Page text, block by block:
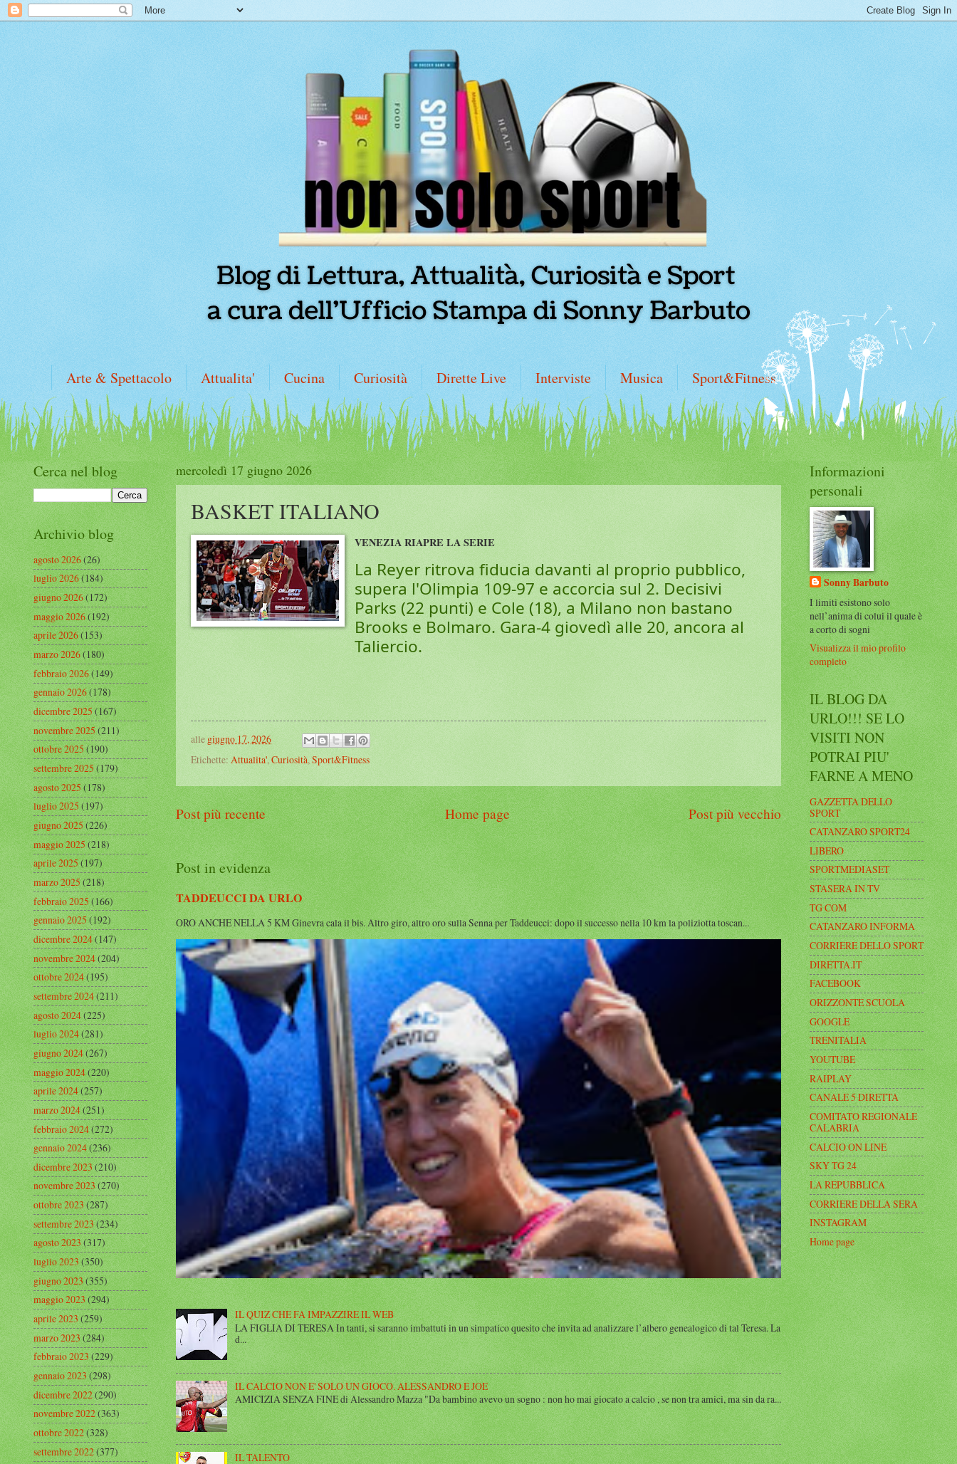
Arte & Spettacolo Attualita' Cucina Curiosità Dirette Live Interviste Musica Sport&Fitness
mercoledì 17 giugno 2026
BASKET ITALIANO
VENEZIA RIAPRE LA SERIE
La Reyer ritrova fiducia davanti al proprio pubblico,
supera l'Olimpia 109-97 e accorcia sul 2. Decisivi
Parks (22 punti) e Cole (18), a Milano non bastano
Brooks e Bolmaro. Gara-4 giovedì alle 20, ancora al
Taliercio.
alle giugno 17, 2026
Etichette: Attualita',Curiosità,Sport&Fitness
Post più recente Post più vecchio
Home page
Post in evidenza
TADDEUCCI DA URLO
ORO ANCHE NELLA 5 KM Ginevra cala il bis. Altro giro, altro oro sulla Senna per Taddeucci: dopo il successo nella 10 km la poliziotta toscan...
IL QUIZ CHE FA IMPAZZIRE IL WEB
LA FIGLIA DI TERESA In tanti, si saranno imbattuti in un simpatico quesito che invita ad analizzare l’albero genealogico di tal Teresa. La
d...
IL CALCIO NON E' SOLO UN GIOCO. ALESSANDRO E JOE
AMICIZIA SENZA FINE di Alessandro Mazza "Da bambino avevo un sogno : non ho mai giocato a calcio , se non tra amici, ma sin da ra...
IL TALENTO
Cerca nel blog
Archivio blog
agosto 2026(26)
luglio 2026(184)
giugno 2026(172)
maggio 2026(192)
aprile 2026(153)
marzo 2026(180)
febbraio 2026(149)
gennaio 2026(178)
dicembre 2025(167)
novembre 2025(211)
ottobre 2025(190)
settembre 2025(179)
agosto 2025(178)
luglio 2025(197)
giugno 2025(226)
maggio 2025(218)
aprile 2025(197)
marzo 2025(218)
febbraio 2025(166)
gennaio 2025(192)
dicembre 2024(147)
novembre 2024(204)
ottobre 2024(195)
settembre 2024(211)
agosto 2024(225)
luglio 2024(281)
giugno 2024(267)
maggio 2024(220)
aprile 2024(257)
marzo 2024(251)
febbraio 2024(272)
gennaio 2024(236)
dicembre 2023(210)
novembre 2023(270)
ottobre 2023(287)
settembre 2023(234)
agosto 2023(317)
luglio 2023(350)
giugno 2023(355)
maggio 2023(294)
aprile 2023(259)
marzo 2023(284)
febbraio 2023(229)
gennaio 2023(298)
dicembre 2022(290)
novembre 2022(363)
ottobre 2022(328)
settembre 2022(377)
Informazioni
personali
Sonny Barbuto
I limiti esistono solo
nell’anima di colui il quale è
a corto di sogni
Visualizza il mio profilo
completo
IL BLOG DA
URLO!!! SE LO
VISITI NON
POTRAI PIU'
FARNE A MENO
GAZZETTA DELLO
SPORT
CATANZARO SPORT24
LIBERO
SPORTMEDIASET
STASERA IN TV
TG COM
CATANZARO INFORMA
CORRIERE DELLO SPORT
DIRETTA.IT
FACEBOOK
ORIZZONTE SCUOLA
GOOGLE
TRENITALIA
YOUTUBE
RAIPLAY
CANALE 5 DIRETTA
COMITATO REGIONALE
CALABRIA
CALCIO ON LINE
SKY TG 24
LA REPUBBLICA
CORRIERE DELLA SERA
INSTAGRAM
Home page